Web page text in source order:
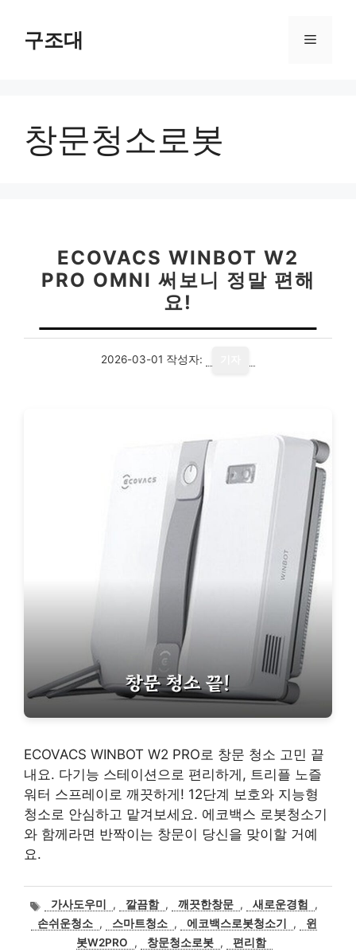
구조대 메
창문청소로봇
ECOVACS WINBOT W2
PRO OMNI 써보니 정말 편해
요!
2026-03-01 작성자:
ECOVACS WINBOT W2 PRO로 창문 청소 고민 끝
내요. 다기능 스테이션으로 편리하게, 트리플 노즐
워터 스프레이로 깨끗하게! 12단계 보호와 지능형
청소로 안심하고 맡겨보세요. 에코백스 로봇청소기
와 함께라면 반짝이는 창문이 당신을 맞이할 거예
요.
태
그
가사도우미 , 깔끔함 , 깨끗한창문 , 새로운경험
,
손쉬운청소 , 스마트청소 , 에코백스로봇청소기 ,
윈
봇W2PRO
, 창문청소로봇 , 편리함